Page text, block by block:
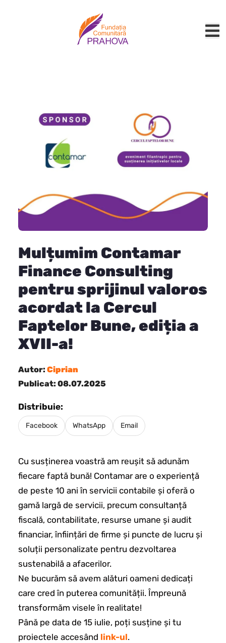
Mulțumim Contamar
Finance Consulting
pentru sprijinul valoros
acordat la Cercul
Faptelor Bune, ediția a
XVII-a!
Autor: Ciprian
Publicat: 08.07.2025
Distribuie:
Facebook WhatsApp Email
Cu susținerea voastră am reușit să adunăm
fiecare faptă bună! Contamar are o experiență
de peste 10 ani în servicii contabile și oferă o
gamă largă de servicii, precum consultanță
fiscală, contabilitate, resurse umane și audit
financiar, înființări de firme și puncte de lucru și
soluții personalizate pentru dezvoltarea
sustenabilă a afacerilor.
Ne bucurăm să avem alături oameni dedicați
care cred în puterea comunității. Împreună
transformăm visele în realitate!
Până pe data de 15 iulie, poți susține și tu
proiectele accesând link-ul.